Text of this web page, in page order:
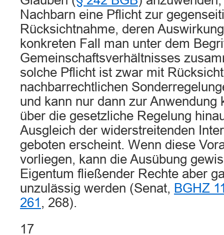
Nachbarn eine Pflicht zur
Rücksichtnahme, deren
konkreten Fall man unter dem
Gemeinschaftsverhältnisses
solche Pflicht ist zwar mit
nachbarrechtlichen
und kann nur dann zur Anwendung
über die gesetzliche Regelung
Ausgleich der widerstreitenden
geboten erscheint. Wenn diese
vorliegen, kann die Ausübung
Eigentum fließender Rechte aber
unzulässig werden (Senat, BGHZ
261 , 268).
17